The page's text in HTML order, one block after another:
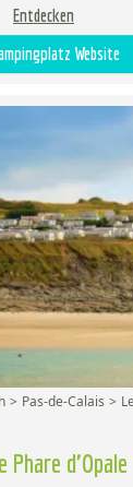
Entdecken
Website
Phare d'Opale
Pas-de-Calais